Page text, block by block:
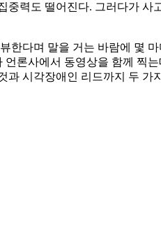
력도 떨어진다. 그러다가 사
다며 말을 거는 바람에 몇 마
론사에서 동영상을 함께 찍는
시각장애인 리드까지 두 가